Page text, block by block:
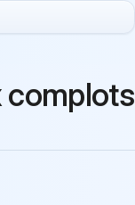
complots